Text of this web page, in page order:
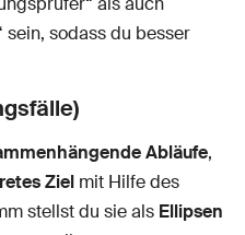
sein, sodass du besser
Abläufe,
Ziel mit Hilfe des
stellst du sie als Ellipsen